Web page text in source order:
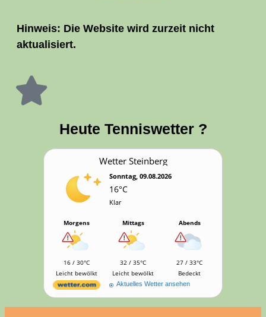
Hin­weis: Die Web­site wird zur­zeit nicht
aktualisiert.
Heu­te Tenniswetter ?
Wet­ter Steinberg
Sonntag, 09.08.2026
16°C
Klar
Morgens
16 / 30°C
Leicht bewölkt
Mittags
32 / 35°C
Leicht bewölkt
Abends
27 / 33°C
Bedeckt
Aktuelles Wetter ansehen